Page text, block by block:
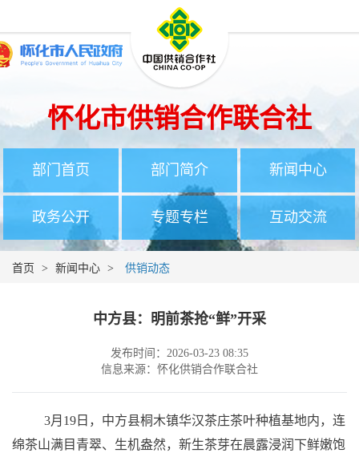
怀化市供销合作联合社
部门首页 部门简介 新闻中心
政务公开 专题专栏 互动交流
首页 > 新闻中心 > 供销动态
中方县：明前茶抢“鲜”开采
发布时间：2026-03-23 08:35
信息来源：怀化供销合作联合社
3月19日，中方县桐木镇华汉茶庄茶叶种植基地内，连
绵茶山满目青翠、生机盎然，新生茶芽在晨露浸润下鲜嫩饱